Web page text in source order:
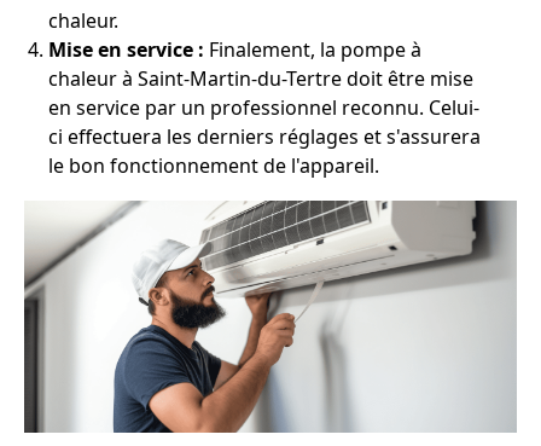
chaleur.
Mise en service : Finalement, la pompe à
chaleur à Saint-Martin-du-Tertre doit être mise
en service par un professionnel reconnu. Celui-
ci effectuera les derniers réglages et s'assurera
le bon fonctionnement de l'appareil.